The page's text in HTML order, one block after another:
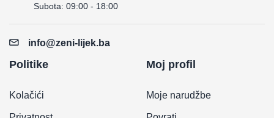
Subota: 09:00 - 18:00
info@zeni-lijek.ba
Politike
Kolačići
Moj profil
Moje narudžbe